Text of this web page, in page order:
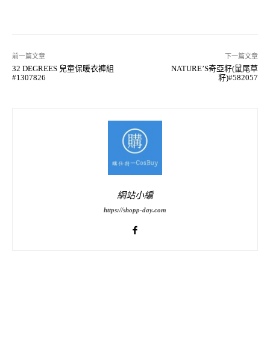
前一篇文章
32 DEGREES 兒童保暖衣褲組
#1307826
下一篇文章
NATURE’S奇亞籽(鼠尾草
籽)#582057
網站小編
https://shopp-day.com